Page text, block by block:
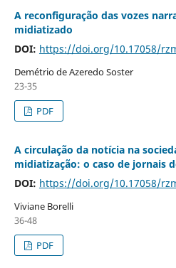
A reconfiguração das vozes
midiatizado
DOI: https://doi.org/10.17058/
Demétrio de Azeredo Soster
23-35
PDF
A circulação da notícia na
midiatização: o caso de jornais
DOI: https://doi.org/10.17058/
Viviane Borelli
36-48
PDF